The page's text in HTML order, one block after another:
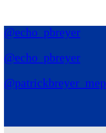
@echo_pbreyer
@echo_pbreyer
@patrickbreyer_mep